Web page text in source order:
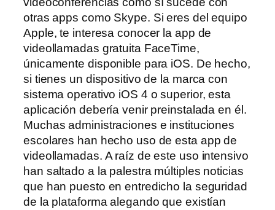
otras apps como Skype. Si eres del equipo
Apple, te interesa conocer la app de
videollamadas gratuita FaceTime,
únicamente disponible para iOS. De hecho,
si tienes un dispositivo de la marca con
sistema operativo iOS 4 o superior, esta
aplicación debería venir preinstalada en él.
Muchas administraciones e instituciones
escolares han hecho uso de esta app de
videollamadas. A raíz de este uso intensivo
han saltado a la palestra múltiples noticias
que han puesto en entredicho la seguridad
de la plataforma alegando que existían